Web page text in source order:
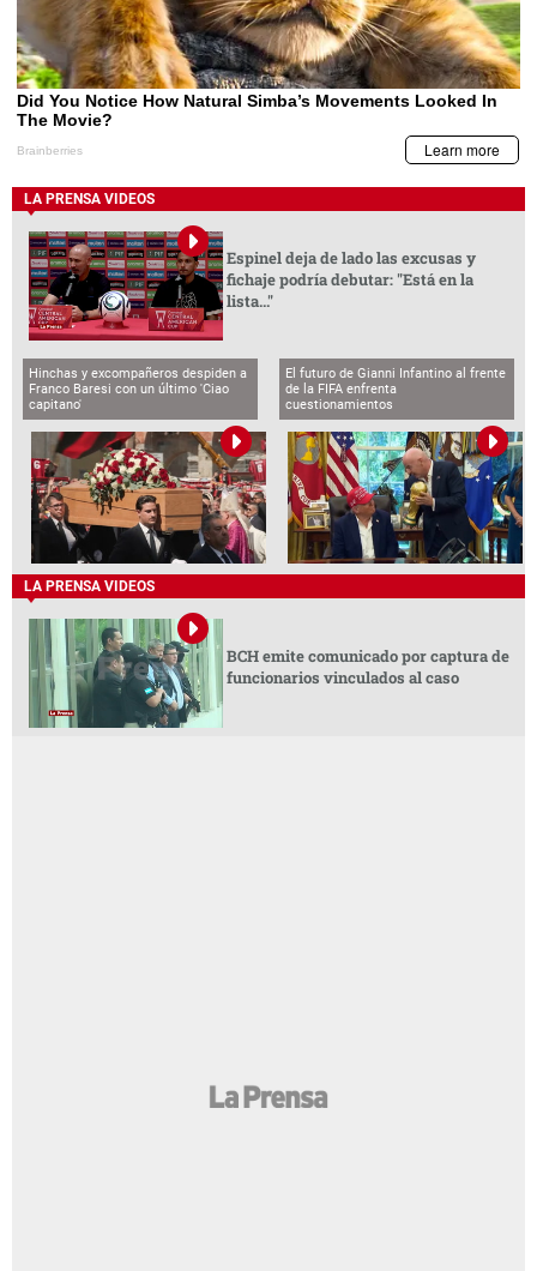
LA PRENSA VIDEOS
Espinel deja de lado las excusas y
fichaje podría debutar: "Está en la
lista..."
Hinchas y excompañeros despiden a
Franco Baresi con un último 'Ciao
capitano'
El futuro de Gianni Infantino al frente
de la FIFA enfrenta
cuestionamientos
LA PRENSA VIDEOS
BCH emite comunicado por captura de
funcionarios vinculados al caso